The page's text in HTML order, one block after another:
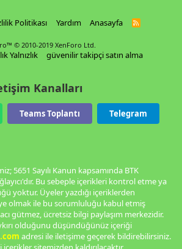
Politikası Yardım Anasayfa
R
© 2010-2019 XenForo Ltd.
Yalnızlık güvenilir takipçi satın alma
Kanalları
Teams Toplantı
Telegram
5651 Sayılı Kanun kapsamında BTK
Bu sebeple içerikleri kontrol etme ya
yoktur. Üyeler yazdığı içeriklerden
olmak ile bu sorumluluğu kabul etmiş
gütmez, ücretsiz bilgi paylaşım merkezidir.
olduğunu düşündüğünüz içeriği
adresi ile iletişime geçerek bildirebilirsiniz.